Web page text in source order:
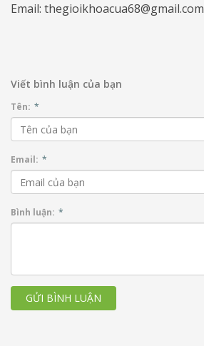
Email: thegioikhoacua68@gmail.com
Viết bình luận của bạn
Tên: *
Email: *
Bình luận: *
GỬI BÌNH LUẬN